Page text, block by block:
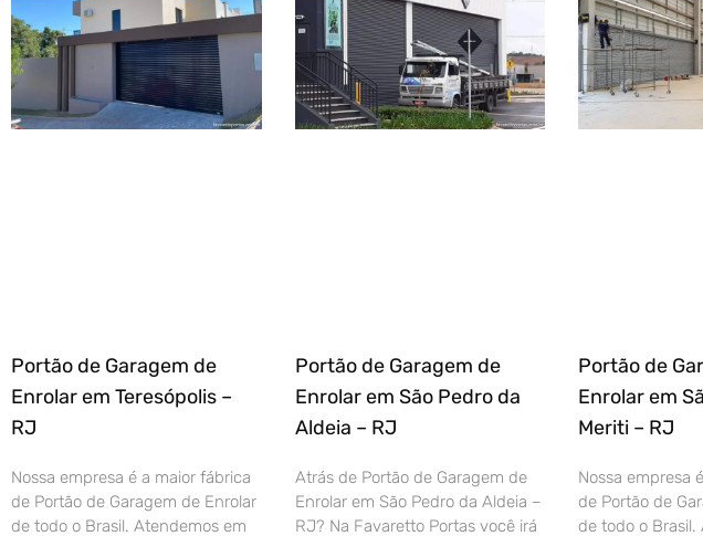
Portão de Garagem de
Enrolar em Teresópolis –
RJ
Nossa empresa é a maior fábrica
de Portão de Garagem de Enrolar
de todo o Brasil. Atendemos em
Portão de Garagem de
Enrolar em São Pedro da
Aldeia – RJ
Atrás de Portão de Garagem de
Enrolar em São Pedro da Aldeia –
RJ? Na Favaretto Portas você irá
Portão de
Enrolar em
Meriti – RJ
Nossa empresa
de Portão de
de todo o